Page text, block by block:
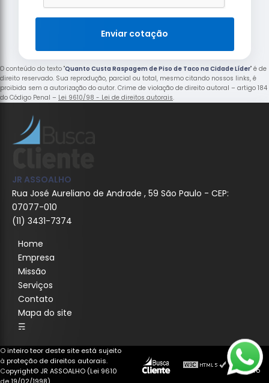
Enviar cotação
O conteúdo do texto "Quanto Custa Raspagem de Piso de Taco na Cidade Líder" é de
direito reservado. Sua reprodução, parcial ou total, mesmo citando nossos links, é
proibida sem a autorização do autor. Crime de violação de direito autoral – artigo 184
do Código Penal – Lei 9610/98 - Lei de direitos autorais.
JR ASSOALHO
Rua José Aureliano de Andrade , 59 São Paulo - CEP:
07077-010
(11) 3431-7374
Home
Empresa
Missão
Serviços
Contato
Mapa do site
☴
O inteiro teor deste site está sujeito
à proteção de direitos autorais.
Copyright© JR ASSOALHO (Lei 9610